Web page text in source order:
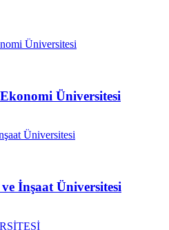
Üniversitesi
İnşaat Üniversitesi